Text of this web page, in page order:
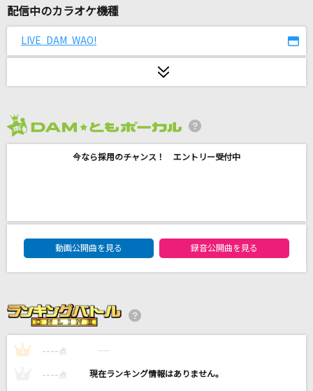
旅立ちの唄
プルメリア
[生音]君の知らない物語
Lucky Kilimanjaro
[生音]明日への手紙
配信中のカラオケ機種
LIVE DAM WAO!
今なら採用のチャンス！ エントリー受付中
DAM★ともボーカルエントリーランキング
動画公開曲を見る
録音公開曲を見る
1 ---- 点 ----
---- 点 ----